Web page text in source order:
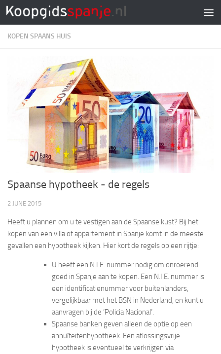
Doorgaan naar inhoud
KOPEN SPAANS HUIS
Spaanse hypotheek ­- de regels
2 JUNE 2015
Heeft u plannen om u te vestigen aan de Spaanse kust? Bij het
kopen van een villa of appartement in Spanje komt in de meeste
gevallen een hypotheek kijken. Hier kort de regels op een rijtje:
U heeft een N.I.E. nummer nodig om onroerend
goed in Spanje aan te kopen. Een N.I.E. nummer is
een identificatienummer voor buitenlanders,
vergelijkbaar met het BSN in Nederland, en kunt u
aanvragen bij de ‘Policia Nacional’.
Spaanse banken geven alleen de optie op een
annuïteitenhypotheek. Een aflossingsvrije
hypotheek is eventueel te verkrijgen via